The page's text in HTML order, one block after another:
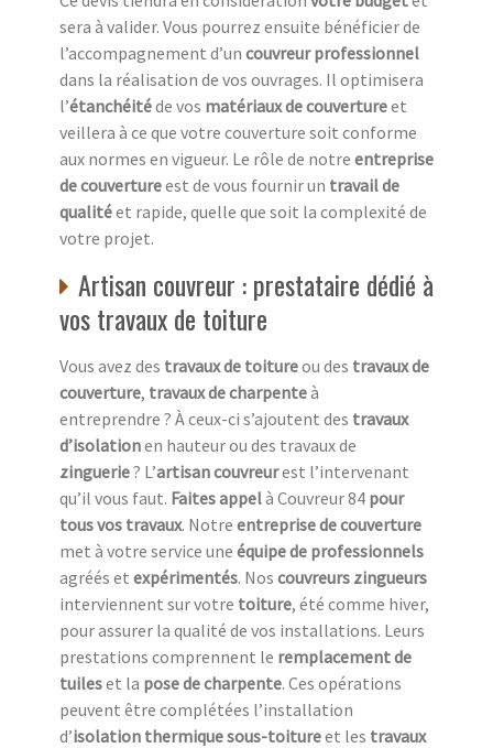
sera à valider. Vous pourrez ensuite bénéficier de
l’accompagnement d’un couvreur professionnel
dans la réalisation de vos ouvrages. Il optimisera
l’étanchéitéde vos matériaux de couvertureet
veillera à ce que votre couverture soit conforme
aux normes en vigueur. Le rôle de notre entreprise
de couvertureest de vous fournir un travail de
qualitéet rapide, quelle que soit la complexité de
votre projet.
Artisan couvreur : prestataire dédié à
vos travaux de toiture
Vous avez des travaux de toitureou des travaux de
couverture, travaux de charpenteà
entreprendre ? À ceux-ci s’ajoutent des travaux
d’isolationen hauteur ou des travaux de
zinguerie? L’artisan couvreurest l’intervenant
qu’il vous faut. Faites appelà Couvreur 84 pour
tous vos travaux. Notre entreprise de couverture
met à votre service une équipe de professionnels
agréés et expérimentés. Nos couvreurs zingueurs
interviennent sur votre toiture, été comme hiver,
pour assurer la qualité de vos installations. Leurs
prestations comprennent le remplacement de
tuileset la pose de charpente. Ces opérations
peuvent être complétées l’installation
d’isolation thermique sous-toitureet les travaux